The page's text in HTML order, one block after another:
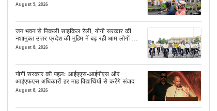
August 9, 2026
जन भवन से निकली साइकिल रैली, योगी सरकार की
नशामुक्त उत्तर प्रदेश की मुहिम में बढ़ रही आम लोगों की
भागीदारी
August 8, 2026
योगी सरकार की पहलः आईएएस-आईपीएस और
आईएफएस अधिकारी हर माह विद्यार्थियों से करेंगे संवाद
August 8, 2026